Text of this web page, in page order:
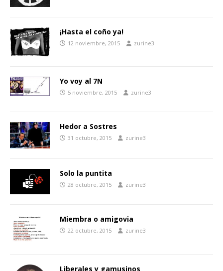
¡Hasta el coño ya!
12 noviembre, 2015 zurine3
Yo voy al 7N
5 noviembre, 2015 zurine3
Hedor a Sostres
31 octubre, 2015 zurine3
Solo la puntita
28 octubre, 2015 zurine3
Miembra o amigovia
22 octubre, 2015 zurine3
Liberales y gamusinos